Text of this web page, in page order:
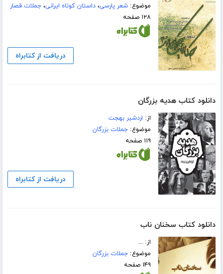
موضوع:شعر پارسی،داستان کوتاه ایرانی،جملات قصار
۱۲۸ صفحه
دریافت از کتابراه
دانلود کتاب هدیه بزرگان
از: اردشیر بهجت
موضوع:جملات بزرگان
۱۱۹ صفحه
دریافت از کتابراه
دانلود کتاب سخنان ناب
از: ...
موضوع:جملات بزرگان
۱۴۹ صفحه